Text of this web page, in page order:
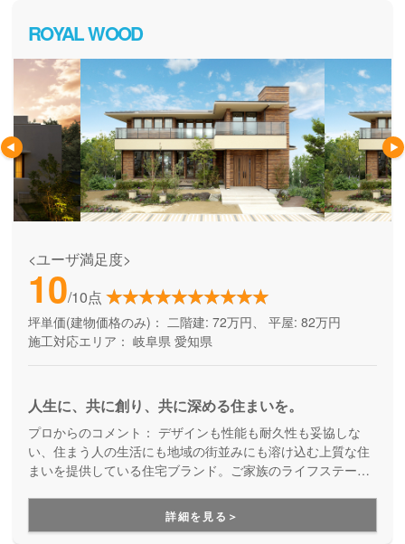
ROYAL WOOD
<ユーザ満足度>
10/10点
坪単価(建物価格のみ)： 二階建: 72万円、 平屋: 82万円
施工対応エリア： 岐阜県 愛知県
人生に、共に創り、共に深める住まいを。
プロからのコメント： デザインも性能も耐久性も妥協しな
い、住まう人の生活にも地域の街並みにも溶け込む上質な住
まいを提供している住宅ブランド。ご家族のライフステージ
け継いでいける美しい住まいを提案しています。
詳細を見る＞